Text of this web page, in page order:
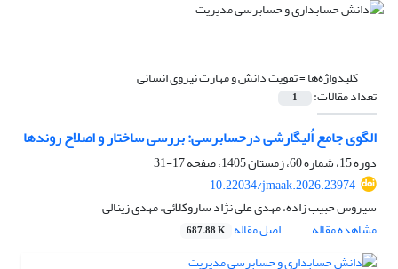
کلیدواژه‌ها =تقویت دانش و مهارت نیروی انسانی
تعداد مقالات: 1
الگوی جامع اُلیگارشی درحسابرسی: بررسی ساختار و اصلاح روندها
دوره 15، شماره 60، زمستان 1405، صفحه
17-31
10.22034/jmaak.2026.23974
سیروس حبیب زاده، مهدی علی نژاد ساروکلائی، مهدی زینالی
مشاهده مقاله
اصل مقاله 687.88 K